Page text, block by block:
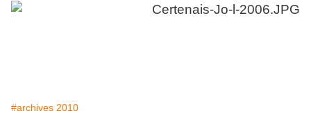
#archives 2010